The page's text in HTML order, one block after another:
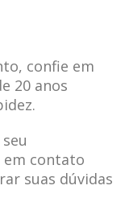
confie em
20 anos
em contato
suas dúvidas